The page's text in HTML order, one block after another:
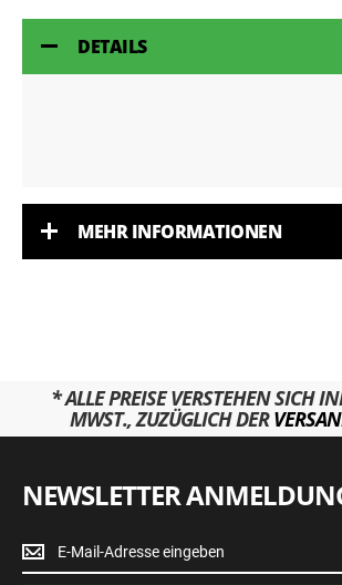
DETAILS
MEHR INFORMATIONEN
* ALLE PREISE VERSTEHEN SICH
MWST., ZUZÜGLICH DER
NEWSLETTER
Newsletter
Anmeldung